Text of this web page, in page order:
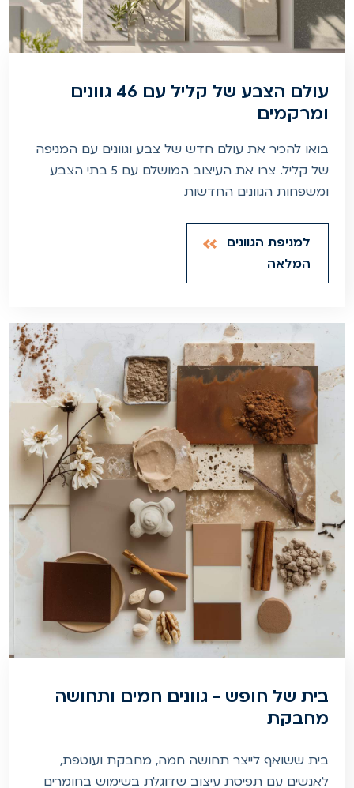
עולם הצבע של קליל עם 46 גוונים
ומרקמים
בואו להכיר את עולם חדש של צבע וגוונים עם המניפה
של קליל. צרו את העיצוב המושלם עם 5 בתי הצבע
ומשפחות הגוונים החדשות
למניפת הגוונים
המלאה
בית של חופש - גוונים חמים ותחושה
מחבקת
בית ששואף לייצר תחושה חמה, מחבקת ועוטפת,
לאנשים עם תפיסת עיצוב שדוגלת בשימוש בחומרים